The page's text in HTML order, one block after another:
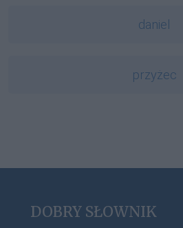
daniel
przyżec
DOBRY SŁOWNIK